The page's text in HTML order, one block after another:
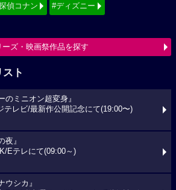
偵コナン #ディズニー
ーズ・映画祭作品を探す
ト
のミニオン超変身』
テレビ/最新作公開記念にて(19:00〜)
夜』
Eテレにて(09:00～)
ウシカ』